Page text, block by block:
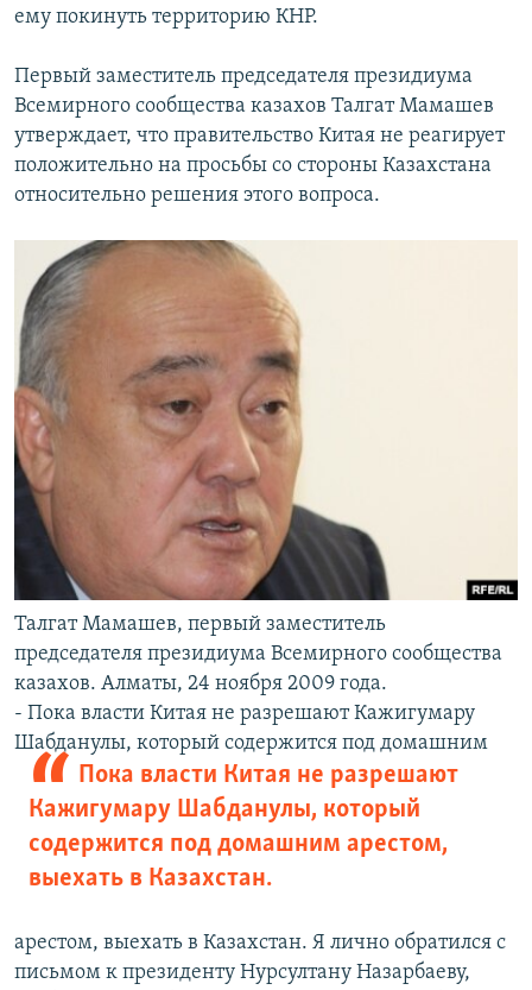
ему покинуть территорию КНР.
Первый заместитель председателя президиума
Всемирного сообщества казахов Талгат Мамашев
утверждает, что правительство Китая не реагирует
положительно на просьбы со стороны Казахстана
относительно решения этого вопроса.
Талгат Мамашев, первый заместитель
председателя президиума Всемирного сообщества
казахов. Алматы, 24 ноября 2009 года.
- Пока власти Китая не разрешают Кажигумару
Шабданулы, который содержится под
Пока власти Китая не разрешают
Кажигумару Шабданулы, который
содержится под домашним арестом,
выехать в Казахстан.
домашним
арестом, выехать в Казахстан. Я лично обратился с
письмом к президенту Нурсултану Назарбаеву,